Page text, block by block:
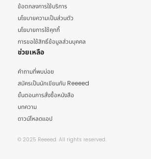
ข้อตกลงการใช้บริการ
นโยบายความเป็นส่วนตัว
นโยบายการใช้คุกกี้
การขอใช้สิทธิ์ข้อมูลส่วนบุคคล
ช่วยเหลือ
คำถามที่พบบ่อย
สมัครเป็นนักเขียนกับ Reeeed
ขั้นตอนการสั่งซื้อหนังสือ
บทความ
ดาวน์โหลดแอป
© 2025 Reeeed. All rights reserved.